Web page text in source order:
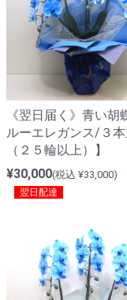
《翌日届く》青い胡
ルーエレガンス/３本
（２５輪以上）】
¥30,000(税込 ¥33,000)
翌日配達